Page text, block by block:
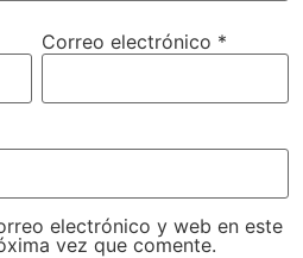
Correo electrónico *
electrónico y web en este
vez que comente.